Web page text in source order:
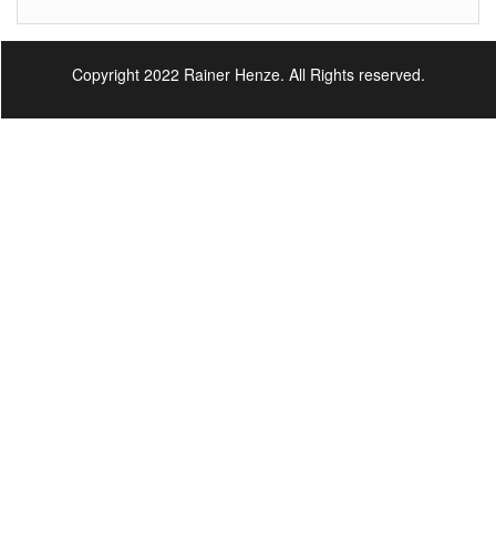
Copyright 2022 Rainer Henze. All Rights reserved.